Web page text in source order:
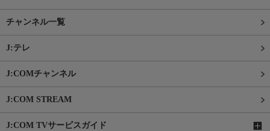
チャンネル一覧
J:テレ
J:COMチャンネル
J:COM STREAM
J:COM TVサービスガイド